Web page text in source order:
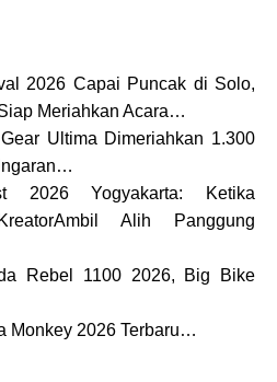
2026 Capai Puncak di Solo,
Meriahkan Acara…
Ultima Dimeriahkan 1.300
2026 Yogyakarta: Ketika
Alih Panggung
Rebel 1100 2026, Big Bike
Monkey 2026 Terbaru…